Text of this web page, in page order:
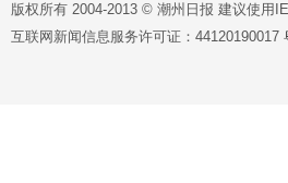
版权所有 2004-2013 © 潮州日报 建议使用
互联网新闻信息服务许可证：44120190017